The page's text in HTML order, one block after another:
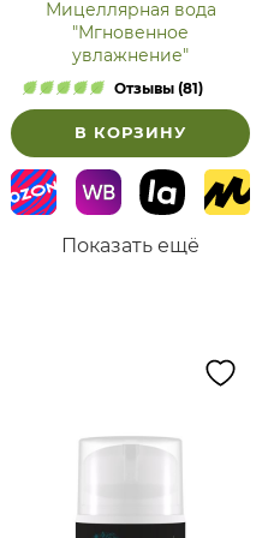
Мицеллярная вода
"Мгновенное
увлажнение"
Отзывы (81)
В КОРЗИНУ
Показать ещё